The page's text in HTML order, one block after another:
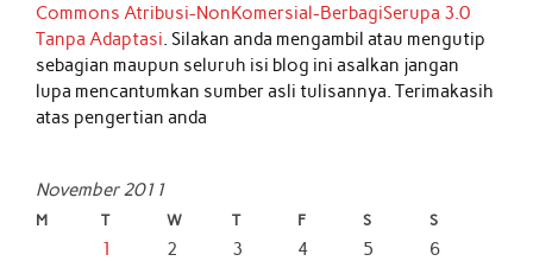
Commons Atribusi-NonKomersial-BerbagiSerupa 3.0
Tanpa Adaptasi. Silakan anda mengambil atau mengutip
sebagian maupun seluruh isi blog ini asalkan jangan
lupa mencantumkan sumber asli tulisannya. Terimakasih
atas pengertian anda
November 2011
M T W T F S S
1 2 3 4 5
6